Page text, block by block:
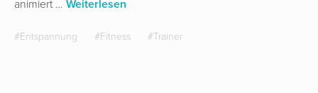
animiert … Weiterlesen
Entspannung Fitness Trainer